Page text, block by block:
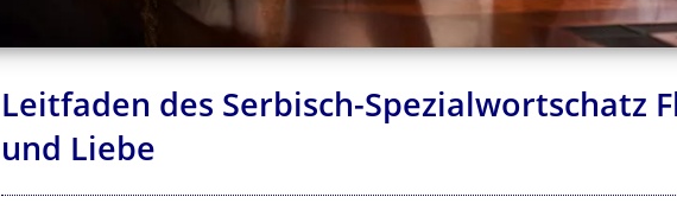
Leitfaden des Serbisch-Spezialwortschatz
und Liebe